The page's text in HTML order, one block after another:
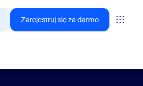
Zarejestruj się za darmo